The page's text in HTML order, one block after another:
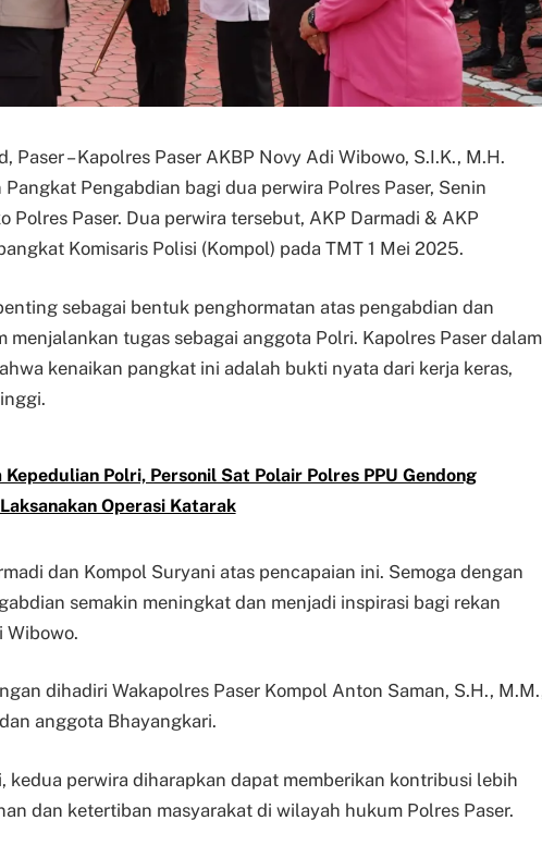
Paser – Kapolres Paser AKBP Novy Adi Wibowo, S.I.K., M.H.
Pengabdian bagi dua perwira Polres Paser, Senin
Paser. Dua perwira tersebut, AKP Darmadi & AKP
Komisaris Polisi (Kompol) pada TMT 1 Mei 2025.
sebagai bentuk penghormatan atas pengabdian dan
menjalankan tugas sebagai anggota Polri. Kapolres Paser dalam
kenaikan pangkat ini adalah bukti nyata dari kerja keras,
Polri, Personil Sat Polair Polres PPU Gendong
Operasi Katarak
dan Kompol Suryani atas pencapaian ini. Semoga dengan
semakin meningkat dan menjadi inspirasi bagi rekan
Wibowo.
dihadiri Wakapolres Paser Kompol Anton Saman, S.H.,
anggota Bhayangkari.
kedua perwira diharapkan dapat memberikan kontribusi lebih
dan ketertiban masyarakat di wilayah hukum Polres Paser.